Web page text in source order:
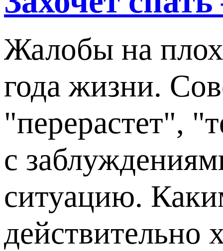
Жалобы на
года жизни.
"перерастет",
с
ситуацию.
действительно